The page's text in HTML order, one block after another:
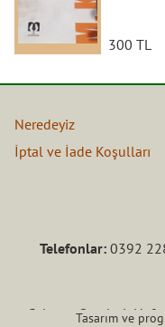
300 TL
Neredeyiz
İptal ve İade Koşulları
Telefonlar: 0392
Çalışma Saatleri:
Tasarım ve